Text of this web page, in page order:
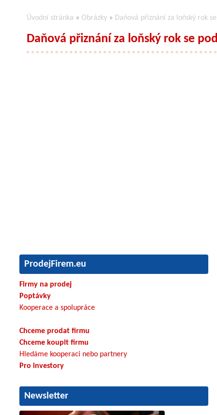
Úvodní stránka » Obrázky » Daňová přiznání za loňský rok
Daňová přiznání za loňský rok se
ProdejFirem.eu
Firmy na prodej
Poptávky
Kooperace a spolupráce
Chceme prodat firmu
Chceme koupit firmu
Hledáme kooperaci nebo partnery
Pro investory
Newsletter